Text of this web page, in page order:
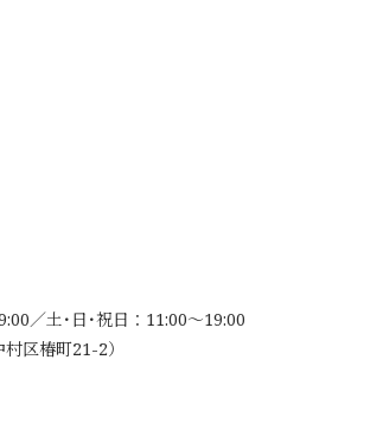
／土･日･祝日：11:00～19:00
区椿町21-2）